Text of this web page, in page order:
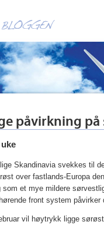
påvirkning på
Skandinavia svekkes til
over fastlands-Europa
som et mye mildere
front system
vil høytrykk ligge